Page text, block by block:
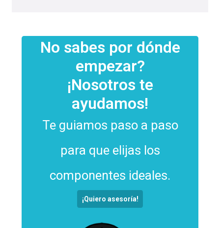
No sabes por dónde
empezar?
¡Nosotros te
ayudamos!
Te guiamos paso a paso
para que elijas los
componentes ideales.
¡Quiero asesoría!